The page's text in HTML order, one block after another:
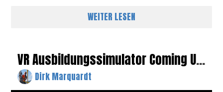
Analysetool zeigt zuWEITER LESEN
VR Ausbildungssimulator Coming Up
NextDirk Marquardt